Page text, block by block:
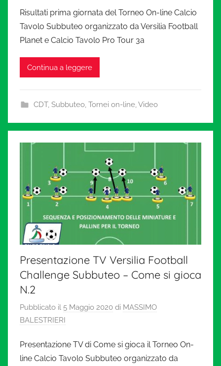
Risultati prima giornata del Torneo On-line Calcio
Tavolo Subbuteo organizzato da Versilia Football
Planet e Calcio Tavolo Pro Tour 3a
Continua a leggere
CDT, Subbuteo, Tornei on-line,Video
Presentazione TV Versilia Football
Challenge Subbuteo – Come si gioca
N.2
Pubblicato il 5 Maggio 2020 di MASSIMO
BALESTRIERI
Presentazione TV di Come si gioca il Torneo On-
line Calcio Tavolo Subbuteo organizzato da